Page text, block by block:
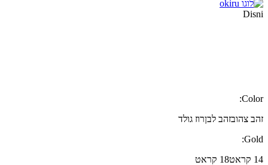
Disni
Color:
זהב צהובזהב לבןרוז גולד
Gold:
14 קראט
18 קראט